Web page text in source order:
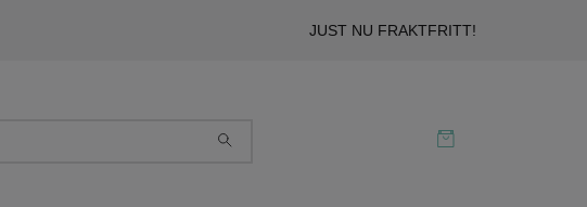
JUST NU FRAKTFRITT!